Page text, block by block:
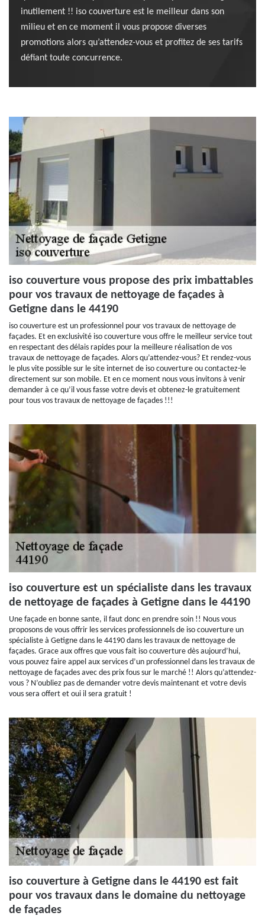
inutilement !! iso couverture est le meilleur dans son
milieu et en ce moment il vous propose diverses
promotions alors qu’attendez-vous et profitez de ses tarifs
défiant toute concurrence.
iso couverture vous propose des prix imbattables
pour vos travaux de nettoyage de façades à
Getigne dans le 44190
iso couverture est un professionnel pour vos travaux de nettoyage de
façades. Et en exclusivité iso couverture vous offre le meilleur service tout
en respectant des délais rapides pour la meilleure réalisation de vos
travaux de nettoyage de façades. Alors qu’attendez-vous? Et rendez-vous
le plus vite possible sur le site internet de iso couverture ou contactez-le
directement sur son mobile. Et en ce moment nous vous invitons à venir
demander à ce qu’il vous fasse votre devis et obtenez-le gratuitement
pour tous vos travaux de nettoyage de façades !!!
iso couverture est un spécialiste dans les travaux
de nettoyage de façades à Getigne dans le 44190
Une façade en bonne sante, il faut donc en prendre soin !! Nous vous
proposons de vous offrir les services professionnels de iso couverture un
spécialiste à Getigne dans le 44190 dans les travaux de nettoyage de
façades. Grace aux offres que vous fait iso couverture dès aujourd’hui,
vous pouvez faire appel aux services d’un professionnel dans les travaux de
nettoyage de façades avec des prix fous sur le marché !! Alors qu’attendez-
vous ? N’oubliez pas de demander votre devis maintenant et votre devis
vous sera offert et oui il sera gratuit !
iso couverture à Getigne dans le 44190 est fait
pour vos travaux dans le domaine du nettoyage
de façades